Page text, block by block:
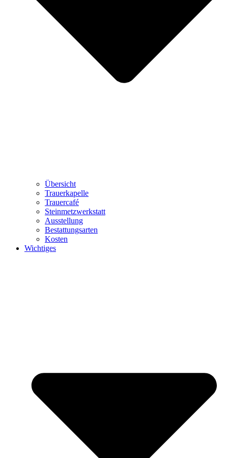
Übersicht
Trauerkapelle
Trauercafé
Steinmetzwerkstatt
Ausstellung
Bestattungsarten
Kosten
Wichtiges